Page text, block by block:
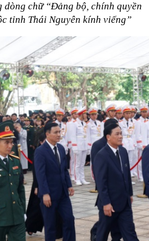
dòng chữ “Đảng bộ, chính quyền
tỉnh Thái Nguyên kính viếng”